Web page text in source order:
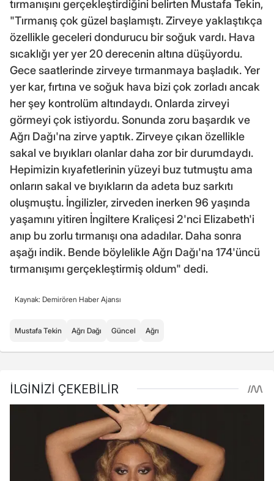
tırmanışını gerçekleştirdiğini belirten Mustafa Tekin,
"Tırmanış çok güzel başlamıştı. Zirveye yaklaştıkça
özellikle geceleri dondurucu bir soğuk vardı. Hava
sıcaklığı yer yer 20 derecenin altına düşüyordu.
Gece saatlerinde zirveye tırmanmaya başladık. Yer
yer kar, fırtına ve soğuk hava bizi çok zorladı ancak
her şey kontrolüm altındaydı. Onlarda zirveyi
görmeyi çok istiyordu. Sonunda zoru başardık ve
Ağrı Dağı'na zirve yaptık. Zirveye çıkan özellikle
sakal ve bıyıkları olanlar daha zor bir durumdaydı.
Hepimizin kıyafetlerinin yüzeyi buz tutmuştu ama
onların sakal ve bıyıkların da adeta buz sarkıtı
oluşmuştu. İngilizler, zirveden inerken 96 yaşında
yaşamını yitiren İngiltere Kraliçesi 2'nci Elizabeth'i
anıp bu zorlu tırmanışı ona adadılar. Daha sonra
aşağı indik. Bende böylelikle Ağrı Dağı'na 174'üncü
tırmanışımı gerçekleştirmiş oldum" dedi.
Kaynak: Demirören Haber Ajansı
Mustafa Tekin Ağrı Dağı Güncel Ağrı